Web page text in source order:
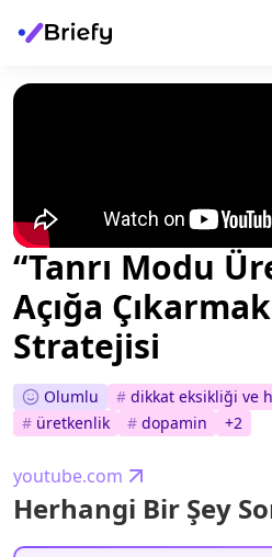
“Tanrı Modu
Açığa
Stratejisi
Olumlu # dikkat eksikliği ve
# üretkenlik # dopamin +2
youtube.com
Herhangi Bir Şey